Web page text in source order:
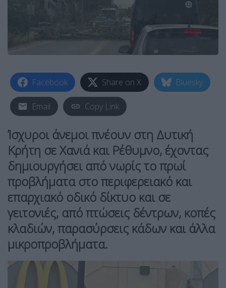
Facebook Share on X Bluesky
Email Copy Link
Ίσχυροι άνεμοι πνέουν στη Δυτική
Κρήτη σε Χανιά και Ρέθυμνο, έχοντας
δημιουργήσει από νωρίς το πρωί
προβλήματα στο περιφερειακό και
επαρχιακό οδικό δίκτυο και σε
γειτονιές, από πτώσεις δέντρων, κοπές
κλαδιών, παρασύρσεις κάδων και άλλα
μικροπροβλήματα.